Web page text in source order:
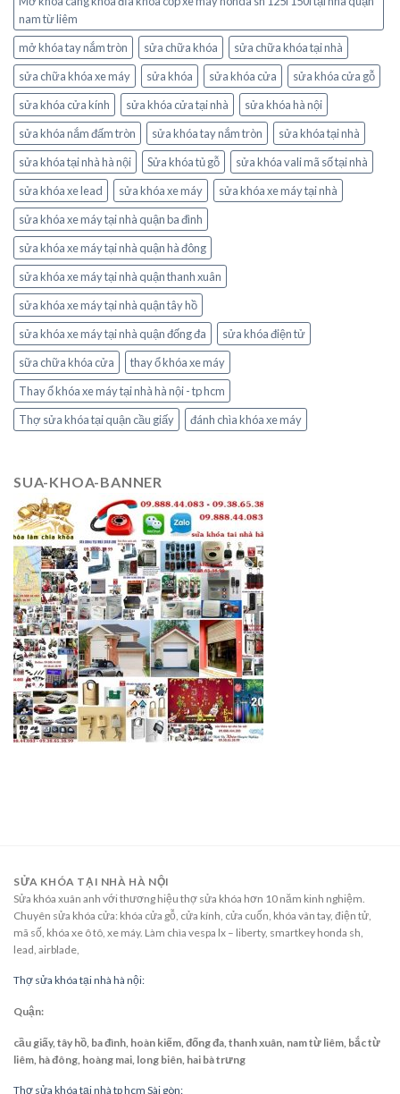
nam từ liêm
mở khóa tay nắm tròn
sửa chữa khóa
sửa chữa khóa tại nhà
sửa chữa khóa xe máy
sửa khóa sửa khóa cửa
sửa khóa cửa gỗ
sửa khóa cửa kính
sửa khóa cửa tại nhà
sửa khóa hà nội
sửa khóa nắm đấm tròn
sửa khóa tay nắm tròn
sửa khóa tại nhà
sửa khóa tại nhà hà nội
Sửa khóa tủ gỗ
sửa khóa vali mã số tại nhà
sửa khóa xe lead
sửa khóa xe máy
sửa khóa xe máy tại nhà
sửa khóa xe máy tại nhà quận ba đình
sửa khóa xe máy tại nhà quận hà đông
sửa khóa xe máy tại nhà quận thanh xuân
sửa khóa xe máy tại nhà quận tây hồ
sửa khóa xe máy tại nhà quận đống đa
sửa khóa điện tử
sữa chữa khóa cửa
thay ổ khóa xe máy
Thay ổ khóa xe máy tại nhà hà nội - tp hcm
Thợ sửa khóa tại quận cầu giấy
đánh chìa khóa xe máy
SUA-KHOA-BANNER
SỬA KHÓA TẠI NHÀ HÀ NỘI
Sửa khóa xuân anh với thương hiệu thợ sửa khóa hơn 10 năm kinh nghiệm.
Chuyên sửa khóa cửa: khóa cửa gỗ, cửa kính, cửa cuốn, khóa vân tay, điện tử,
mã số, khóa xe ô tô, xe máy. Làm chìa vespa lx – liberty, smartkey honda sh,
lead, airblade,
Thợ sửa khóa tại nhà hà nội:
Quận:
cầu giấy, tây hồ, ba đình, hoàn kiếm, đống đa, thanh xuân, nam từ liêm, bắc từ
liêm, hà đông, hoàng mai, long biên, hai bà trưng
Thợ sửa khóa tại nhà tp hcm Sài gòn: